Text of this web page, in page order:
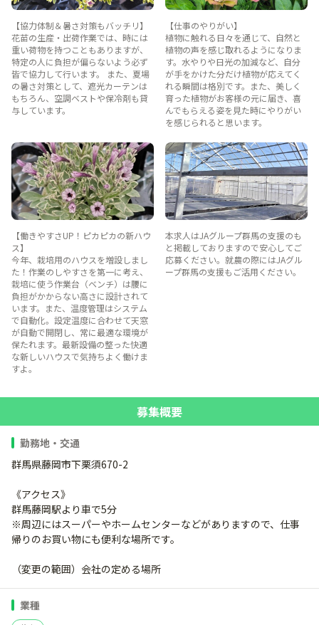
【協力体制＆暑さ対策もバッチリ】
花苗の生産・出荷作業では、時には
重い荷物を持つこともありますが、
特定の人に負担が偏らないよう必ず
皆で協力して行います。 また、夏場
の暑さ対策として、遮光カーテンは
もちろん、空調ベストや保冷剤も貸
与しています。
【仕事のやりがい】
植物に触れる日々を通じて、自然と
植物の声を感じ取れるようになりま
す。水やりや日光の加減など、自分
が手をかけた分だけ植物が応えてく
れる瞬間は格別です。また、美しく
育った植物がお客様の元に届き、喜
んでもらえる姿を見た時にやりがい
を感じられると思います。
【働きやすさUP！ピカピカの新ハウ
ス】
今年、栽培用のハウスを増設しまし
た！作業のしやすさを第一に考え、
栽培に使う作業台（ベンチ）は腰に
負担がかからない高さに設計されて
います。また、温度管理はシステム
で自動化。設定温度に合わせて天窓
が自動で開閉し、常に最適な環境が
保たれます。最新設備の整った快適
な新しいハウスで気持ちよく働けま
すよ。
本求人はJAグループ群馬の支援のも
と掲載しておりますので安心してご
応募ください。就農の際にはJAグル
ープ群馬の支援もご活用ください。
募集概要
勤務地・交通
群馬県藤岡市下栗須670-2
《アクセス》
群馬藤岡駅より車で5分
※周辺にはスーパーやホームセンターなどがありますので、仕事
帰りのお買い物にも便利な場所です。
（変更の範囲）会社の定める場所
業種